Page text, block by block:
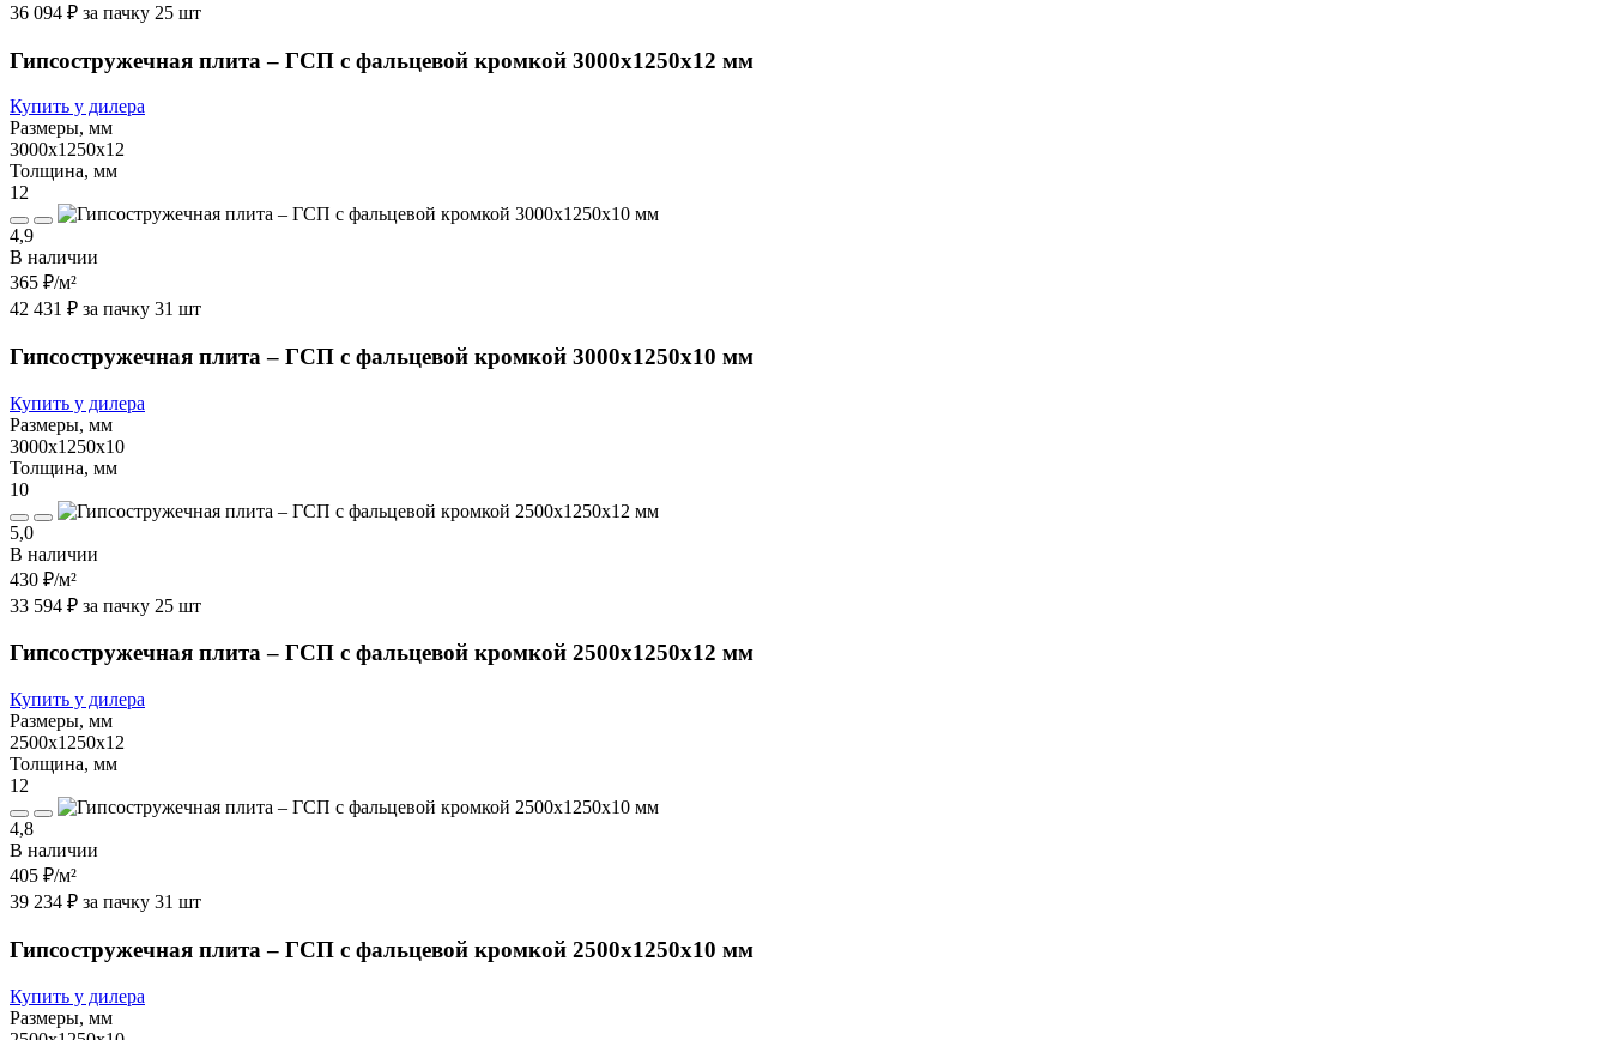
36 094 ₽ за пачку 25 шт
Гипсостружечная плита – ГСП с фальцевой кромкой 3000х1250х12 мм
Купить у дилера
Размеры, мм
3000х1250х12
Толщина, мм
12
4,9
В наличии
365 ₽/м²
42 431 ₽ за пачку 31 шт
Гипсостружечная плита – ГСП с фальцевой кромкой 3000х1250х10 мм
Купить у дилера
Размеры, мм
3000х1250х10
Толщина, мм
10
5,0
В наличии
430 ₽/м²
33 594 ₽ за пачку 25 шт
Гипсостружечная плита – ГСП с фальцевой кромкой 2500х1250х12 мм
Купить у дилера
Размеры, мм
2500х1250х12
Толщина, мм
12
4,8
В наличии
405 ₽/м²
39 234 ₽ за пачку 31 шт
Гипсостружечная плита – ГСП с фальцевой кромкой 2500х1250х10 мм
Купить у дилера
Размеры, мм